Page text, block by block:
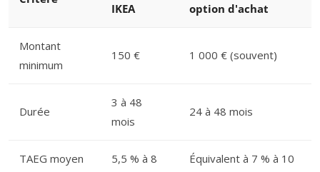
IKEA option d'achat
Montant
minimum
150 € 1 000 € (souvent)
Durée
3 à 48
mois
24 à 48 mois
TAEG moyen
5,5 % à 8
Équivalent à 7 % à 10